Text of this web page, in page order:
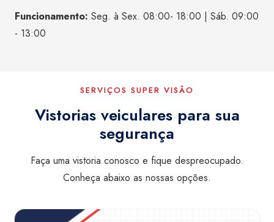
Funcionamento: Seg. à Sex. 08:00- 18:00 | Sáb. 09:00
- 13:00
SERVIÇOS SUPER VISÃO
Vistorias veiculares para sua
segurança
Faça uma vistoria conosco e fique despreocupado.
Conheça abaixo as nossas opções.